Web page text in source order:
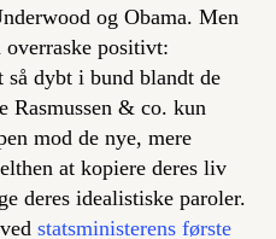
og Obama. Men
overraske positivt:
så dybt i bund blandt de
Rasmussen & co. kun
mod de nye, mere
at kopiere deres liv
deres idealistiske paroler.
statsministerens første